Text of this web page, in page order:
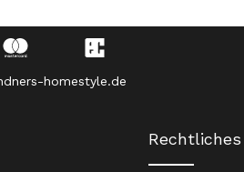
homestyle.de
Rechtliches